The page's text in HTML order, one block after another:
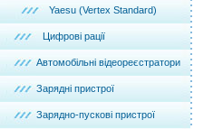
Yaesu (Vertex Standard)
Цифрові рації
Автомобільні відеореєстратори
Зарядні пристрої
Зарядно-пускові пристрої